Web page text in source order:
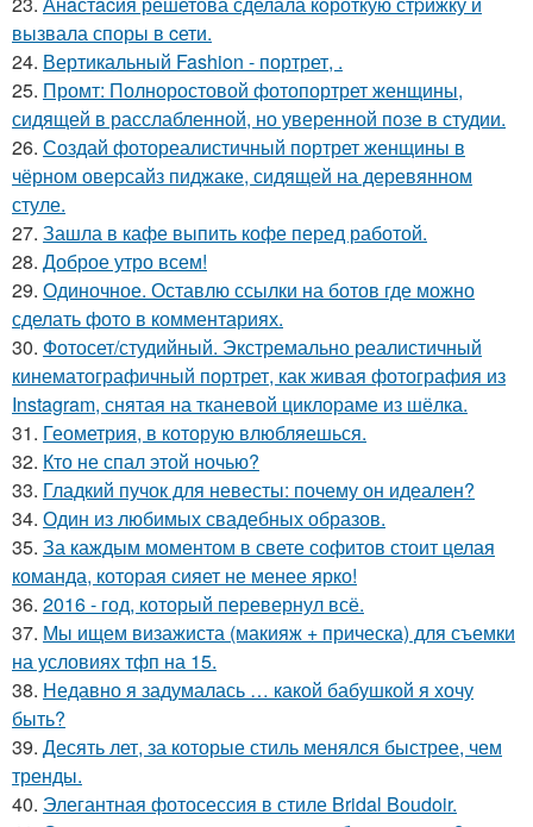
вызвала споры в cети.
24. Вертикальный Fashion - портрет, .
25. Промт: Полноростовой фотопортрет женщины,
сидящей в расслабленной, но уверенной позе в студии.
26. Создай фотореалистичный портрет женщины в
чёрном оверсайз пиджаке, сидящей на деревянном
стуле.
27. Зашла в кафе выпить кофе перед работой.
28. Доброе утро всем!
29. Одиночное. Оставлю ссылки на ботов где можно
сделать фото в комментариях.
30. Фотосет/студийный. Экстремально реалистичный
кинематографичный портрет, как живая фотография из
Instagram, снятая на тканевой циклораме из шёлка.
31. Геометрия, в которую влюбляешься.
32. Кто не спал этой ночью?
33. Гладкий пучок для невесты: почему он идеален?
34. Один из любимых свадебных образов.
35. За каждым моментом в свете софитов стоит целая
команда, которая сияет не менее ярко!
36. 2016 - год, который перевернул всё.
37. Мы ищем визажиста (макияж + прическа) для съемки
на условиях тфп на 15.
38. Недавно я задумалась … какой бабушкой я хочу
быть?
39. Десять лет, за которые стиль менялся быстрее, чем
тренды.
40. Элегантная фотосессия в стиле Bridal Boudoir.